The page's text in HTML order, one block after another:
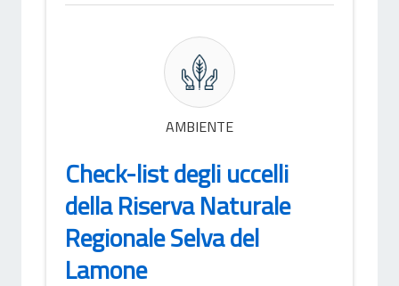
AMBIENTE
Check-list degli uccelli
della Riserva Naturale
Regionale Selva del
Lamone